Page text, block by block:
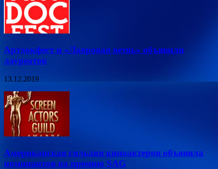
Артдокфест и «Лавровая ветвь» объявили
лауреатов
13.12.2019
Американская гильдия киноактеров объявила
номинантов на премию SAG